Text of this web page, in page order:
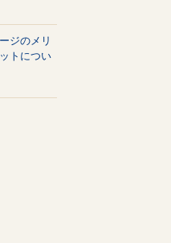
ジのメリ
トについ